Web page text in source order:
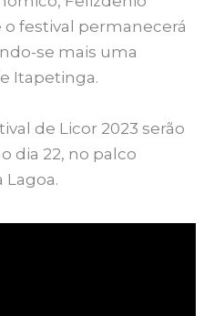
festival permanecerá
se mais uma
Itapetinga.
de Licor 2023 serão
dia 22, no palco
Lagoa.